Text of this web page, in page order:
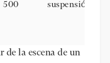
500
suspensión
de la escena de un